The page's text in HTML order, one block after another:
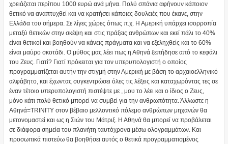
χρειάζεται περίπου 1000 ευρώ ανά μήνα. Πολύ σπάνια αφήνουν κάποιον
θετικό να αναπτυχθεί και να κρατήσει κάποιες δoυλειές που έκανε, στην
Ελλάδα του σήμερα. Σε λίγες χώρες όπως π.χ. Η Αμερική υπάρχει ισορροπία
μεταξύ θετικών στην σκέψη και στις πράξεις ανθρώπων και εκεί πάλι το 40%
είναι θετικοί και βοηθούν να κάνεις πράγματα και να εξεληχθείς και το 60%
είναι μαύρο σκοτάδι. Ο μύθος μας λέει πως η Αθηνά ξεπήδησε από το κεφάλι
του Ζευς. Γιατί? Γιατί πρόκειται για τον υπερυπολογιστή ο οποίος
προγραμματίζεται αυτήν την στιγμή στην Αμερική με βάση το αρχαιοελληνικό
αλφάβητο, και έχωντας συγκεντρώσει όλες τις λέξεις και καταχωρόντας τες σε
έναν τέτοιο υπερυπολογιστή πιστέψτε με , μου το λέει και ο ίδιος ο Ζευς,
μόνο κάτι πολύ θετικό μπορεί να συμβεί για την ανθρωπότητα. Άλλωστε η
Αθηνά=TRINITY στον βέβαιο μελλοντικό πόλεμο ανθρώπων μηχανών θα
μετονομαστεί και ως η Σιών του Μάτριξ. Η Αθηνά θα μπορεί να προβάλεται
σε διάφορα σημεία του πλανήτη ταυτόχρονα μέσω ολογραμμάτων. Και
προσωπικά πιστεύω θα βοηθήσει αυτός ο θετικά προγραμματισμένος